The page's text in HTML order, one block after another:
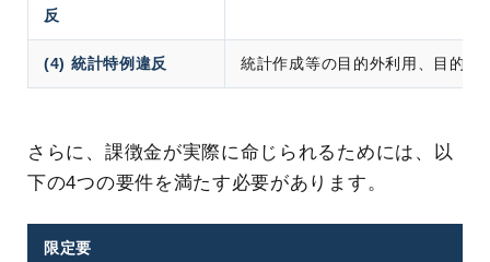
反
(4) 統計特例違反 統計作成等の目的外利用、目的外
さらに、課徴金が実際に命じられるためには、以
下の4つの要件を満たす必要があります。
限定要